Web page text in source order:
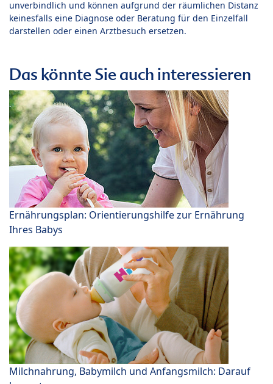
unverbindlich und können aufgrund der räumlichen Distanz
keinesfalls eine Diagnose oder Beratung für den Einzelfall
darstellen oder einen Arztbesuch ersetzen.
Das könnte Sie auch interessieren
Ernährungsplan: Orientierungshilfe zur Ernährung
Ihres Babys
Milchnahrung, Babymilch und Anfangsmilch: Darauf